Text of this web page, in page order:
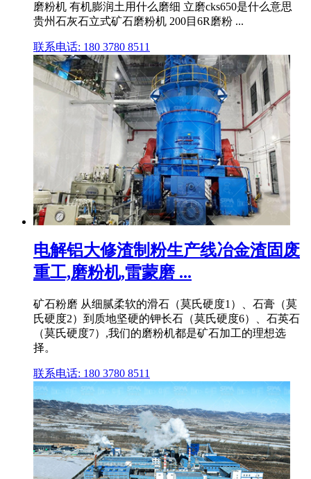
磨粉机 有机膨润土用什么磨细 立磨cks650是什么意思
贵州石灰石立式矿石磨粉机 200目6R磨粉 ...
联系电话: 180 3780 8511
电解铝大修渣制粉生产线冶金渣固废
重工,磨粉机,雷蒙磨 ...
矿石粉磨 从细腻柔软的滑石（莫氏硬度1）、石膏（莫
氏硬度2）到质地坚硬的钾长石（莫氏硬度6）、石英石
（莫氏硬度7）,我们的磨粉机都是矿石加工的理想选
择。
联系电话: 180 3780 8511